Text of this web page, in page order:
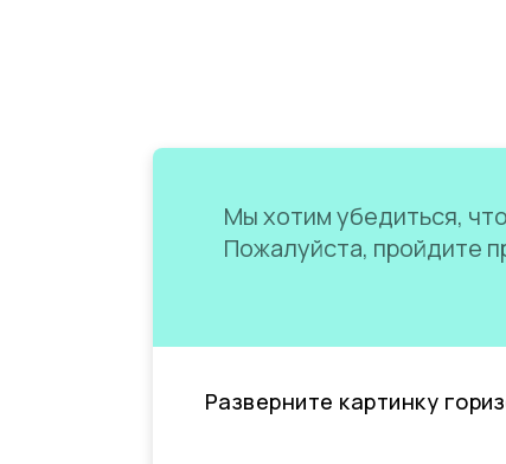
Мы хотим убедиться,
Пожалуйста, пройдите
Разверните картинку